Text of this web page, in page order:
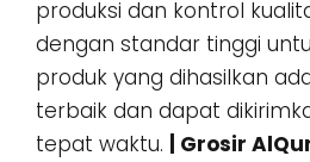
produksi dan kontrol
dengan standar tinggi
produk yang dihasilkan
terbaik dan dapat
tepat waktu.
| Grosir